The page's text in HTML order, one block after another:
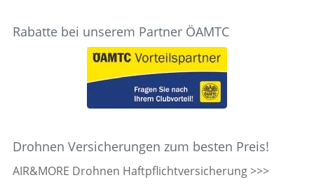
Rabatte bei unserem Partner ÖAMTC
Drohnen Versicherungen zum besten Preis!
AIR&MORE Drohnen Haftpflichtversicherung >>>